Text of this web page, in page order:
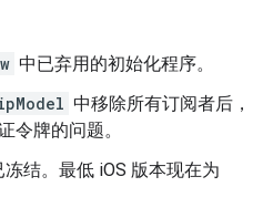
中已弃用的初始化程序。
中移除所有订阅者后，
令牌的问题。
结。最低 iOS 版本现在为